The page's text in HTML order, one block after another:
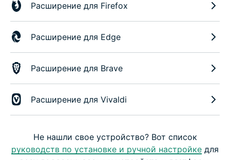
Расширение для Firefox
Расширение для Edge
Расширение для Brave
Расширение для Vivaldi
Не нашли свое устройство? Вот список
руководств по установке и ручной настройке для